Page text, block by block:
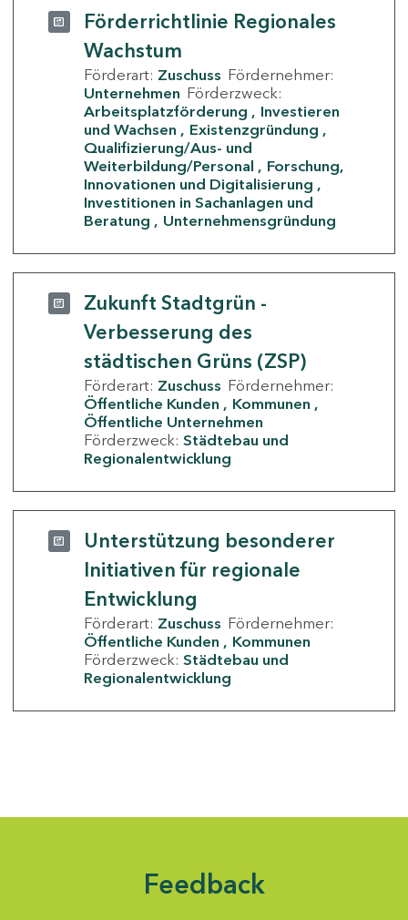
Förderrichtlinie Regionales
Wachstum
Förderart: Zuschuss Fördernehmer:
Unternehmen Förderzweck:
Arbeitsplatzförderung
Investieren
und Wachsen
Existenzgründung
Qualifizierung/Aus- und
Weiterbildung/Personal
Forschung,
Innovationen und Digitalisierung
Investitionen in Sachanlagen und
Beratung
Unternehmensgründung
Zukunft Stadtgrün -
Verbesserung des
städtischen Grüns (ZSP)
Förderart: Zuschuss Fördernehmer:
Öffentliche Kunden
Kommunen
Öffentliche Unternehmen
Förderzweck: Städtebau und
Regionalentwicklung
Unterstützung besonderer
Initiativen für regionale
Entwicklung
Förderart: Zuschuss Fördernehmer:
Öffentliche Kunden
Kommunen
Förderzweck: Städtebau und
Regionalentwicklung
Feedback